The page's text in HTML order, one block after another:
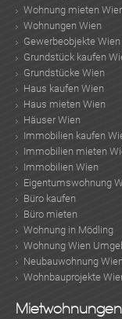
Wohnung mieten
Wohnungen Wien
Gewerbeobjekte Wien
Grundstück kaufen
Grundstücke Wien
Haus kaufen Wien
Haus mieten Wien
Häuser Wien
Immobilien kaufen
Immobilien mieten
Immobilien Wien
Eigentumswohnung
Büro kaufen
Büro mieten
Wohnung in Mödling
Wohnung Wien
Neubauwohnung Wien
Wohnbauprojekte
Mietwohnungen